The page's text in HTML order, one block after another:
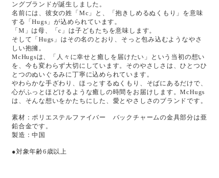
ングブランドが誕生しました。
名前には、彼女の姓「Mc」と、「抱きしめるぬくもり」を意味
する「Hugs」が込められています。
「M」は母、「c」は子どもたちを意味します。
そして「Hugs」はその名のとおり、そっと包み込むようなやさ
しい抱擁。
McHugsは、「人々に幸せと癒しを届けたい」という当初の想い
を、今も変わらず大切にしています。そのやさしさは、ひとつひ
とつのぬいぐるみに丁寧に込められています。
やわらかな手ざわり、ほっとするぬくもり、そばにあるだけで、
心がふっとほどけるような癒しの時間をお届けします。McHugs
は、そんな想いをかたちにした、愛とやさしさのブランドです。
素材：ポリエステルファイバー バックチャームの金具部分は亜
鉛合金です。
製造：中国
●対象年齢6歳以上